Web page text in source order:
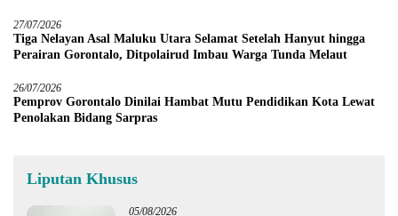
27/07/2026
Tiga Nelayan Asal Maluku Utara Selamat Setelah Hanyut hingga
Perairan Gorontalo, Ditpolairud Imbau Warga Tunda Melaut
26/07/2026
Pemprov Gorontalo Dinilai Hambat Mutu Pendidikan Kota Lewat
Penolakan Bidang Sarpras
Liputan Khusus
05/08/2026